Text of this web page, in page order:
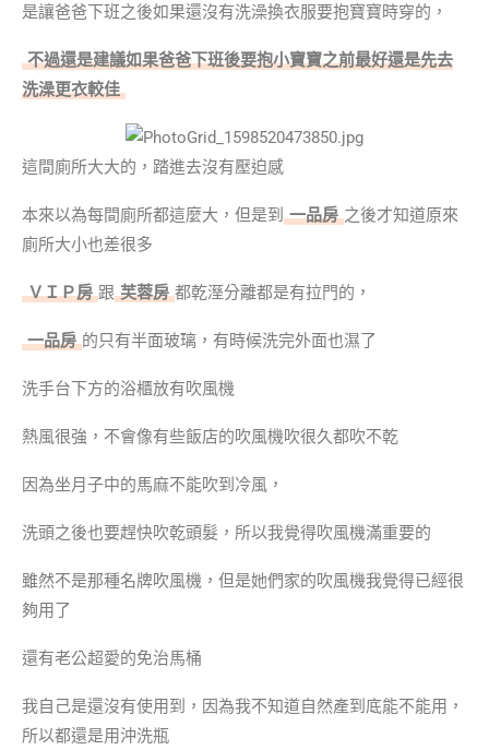
是讓爸爸下班之後如果還沒有洗澡換衣服要抱寶寶時穿的，
不過還是建議如果爸爸下班後要抱小寶寶之前最好還是先去
洗澡更衣較佳
這間廁所大大的，踏進去沒有壓迫感
本來以為每間廁所都這麼大，但是到 一品房 之後才知道原來
廁所大小也差很多
ＶＩＰ房 跟 芙蓉房 都乾溼分離都是有拉門的，
一品房 的只有半面玻璃，有時候洗完外面也濕了
洗手台下方的浴櫃放有吹風機
熱風很強，不會像有些飯店的吹風機吹很久都吹不乾
因為坐月子中的馬麻不能吹到冷風，
洗頭之後也要趕快吹乾頭髮，所以我覺得吹風機滿重要的
雖然不是那種名牌吹風機，但是她們家的吹風機我覺得已經很
夠用了
還有老公超愛的免治馬桶
我自己是還沒有使用到，因為我不知道自然產到底能不能用，
所以都還是用沖洗瓶